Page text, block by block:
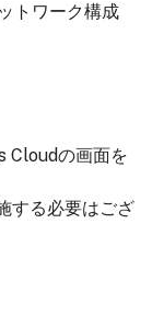
トワーク構成
Cloudの画面を
する必要はござ